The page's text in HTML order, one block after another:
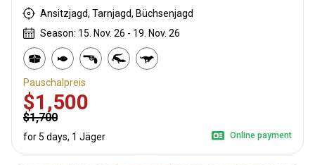
Ansitzjagd, Tarnjagd, Büchsenjagd
Season: 15. Nov. 26 - 19. Nov. 26
Pauschalpreis
$1,500
$1,700
for 5 days, 1 Jäger Online payment